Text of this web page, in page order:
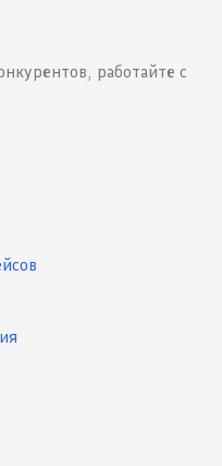
работайте с